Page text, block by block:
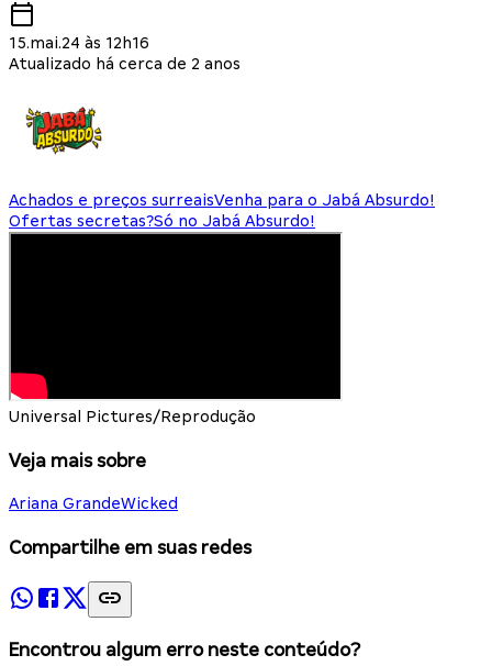
15.mai.24 às 12h16
Atualizado há cerca de 2 anos
Achados e preços surreaisVenha para o Jabá Absurdo!
Ofertas secretas?Só no Jabá Absurdo!
Universal Pictures/Reprodução
Veja mais sobre
Ariana GrandeWicked
Compartilhe em suas redes
Encontrou algum erro neste conteúdo?